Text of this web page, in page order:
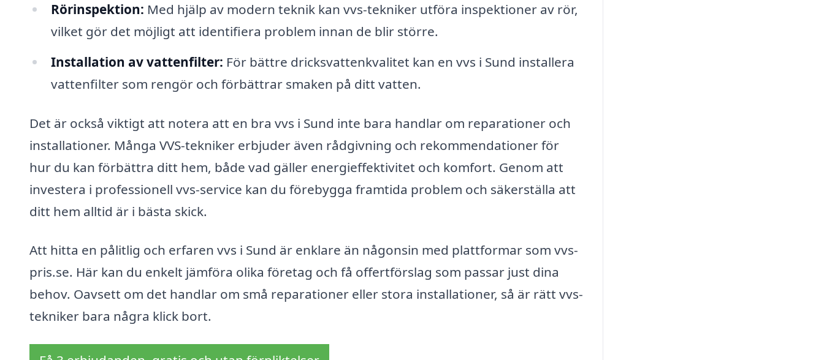
Rörinspektion: Med hjälp av modern teknik kan vvs-tekniker utföra inspektioner av rör,
vilket gör det möjligt att identifiera problem innan de blir större.
Installation av vattenfilter: För bättre dricksvattenkvalitet kan en vvs i Sund installera
vattenfilter som rengör och förbättrar smaken på ditt vatten.
Det är också viktigt att notera att en bra vvs i Sund inte bara handlar om reparationer och
installationer. Många VVS-tekniker erbjuder även rådgivning och rekommendationer för
hur du kan förbättra ditt hem, både vad gäller energieffektivitet och komfort. Genom att
investera i professionell vvs-service kan du förebygga framtida problem och säkerställa att
ditt hem alltid är i bästa skick.
Att hitta en pålitlig och erfaren vvs i Sund är enklare än någonsin med plattformar som vvs-
pris.se. Här kan du enkelt jämföra olika företag och få offertförslag som passar just dina
behov. Oavsett om det handlar om små reparationer eller stora installationer, så är rätt vvs-
tekniker bara några klick bort.